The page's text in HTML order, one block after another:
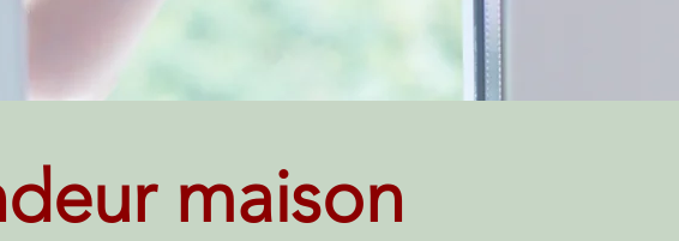
maison